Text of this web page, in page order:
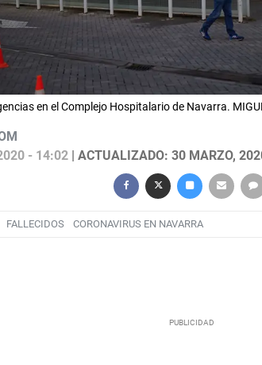
en el Complejo Hospitalario de Navarra.
- 14:02| ACTUALIZADO: 30 MARZO,
FALLECIDOS CORONAVIRUS EN NAVARRA